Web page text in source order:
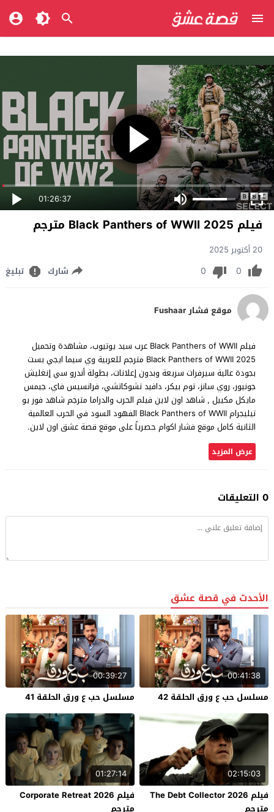
01:26:37
فيلم Black Panthers of WWII 2025 مترجم
20 أكتوبر 2025
0
0 شارك تبليغ
موقع فشار Fushaar
فيلم Black Panthers of WWII عرب سيد يوتيوب، مشاهدة وتحميل
Black Panthers of WWII 2025 مترجم للعربية وي سيما ايجي بست
بجودة عالية سيرفرات سريعة وبدون إعلانات، بطولة أندرو سي إنغليش
جونيور، روي سانز، توم بيكر، دافيد تشوكاتشي، فرانسيس فاي، جيمس
مايكل مكييل , شاهد اون لاين فيلم الحرب والدراما مترجم شاهد فور يو
تيليجرام Black Panthers of WWII الفهود السود في الحرب العالمية
الثانية كامل موقع فشار اكوام حصرياً على موقع قصة عشق اون لاين.
عرض المزيد
0 التعليقات
الأحدث في قصة عشق
00:41:38
مسلسل حب ع ورق الحلقة 42
00:39:27
مسلسل حب ع ورق الحلقة 41
02:15:03
فيلم The Debt Collector 2026
مترجم
01:27:14
فيلم Corporate Retreat 2026
مترجم